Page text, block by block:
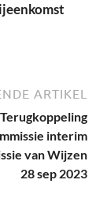
ARTIKEL
Terugkoppeling
interim
van Wijzen
28 sep 2023